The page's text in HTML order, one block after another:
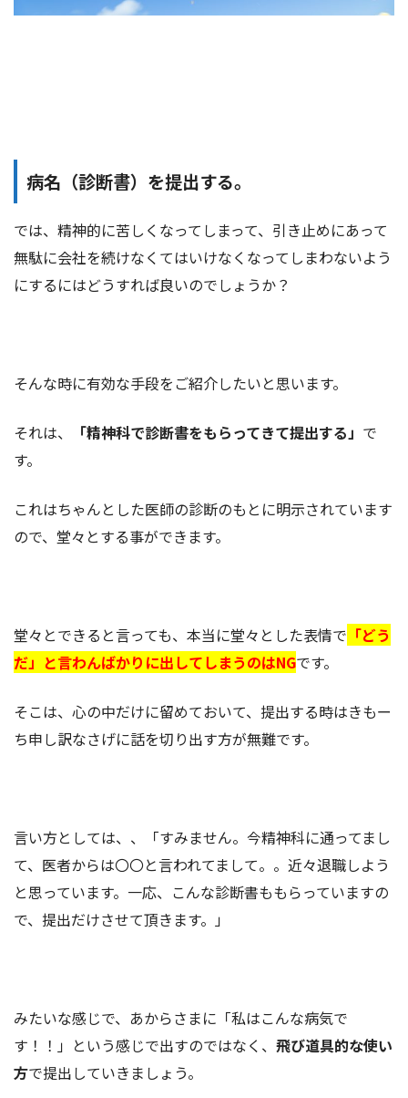
病名（診断書）を提出する。
では、精神的に苦しくなってしまって、引き止めにあって
無駄に会社を続けなくてはいけなくなってしまわないよう
にするにはどうすれば良いのでしょうか？
そんな時に有効な手段をご紹介したいと思います。
それは、 「精神科で診断書をもらってきて提出する」 で
す。
これはちゃんとした医師の診断のもとに明示されています
ので、堂々とする事ができます。
堂々とできると言っても、本当に堂々とした表情で 「どう
だ」と言わんばかりに出してしまうのはNGです。
そこは、心の中だけに留めておいて、提出する時はきもー
ち申し訳なさげに話を切り出す方が無難です。
言い方としては、、「すみません。今精神科に通ってまし
て、医者からは〇〇と言われてまして。。近々退職しよう
と思っています。一応、こんな診断書ももらっていますの
で、提出だけさせて頂きます。」
みたいな感じで、あからさまに「私はこんな病気で
す！！」という感じで出すのではなく、 飛び道具的な使い
方で提出していきましょう。